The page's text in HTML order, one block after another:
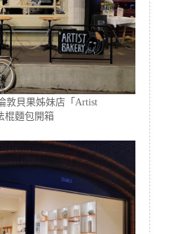
敦貝果姊妹店「Artist
棍麵包開箱